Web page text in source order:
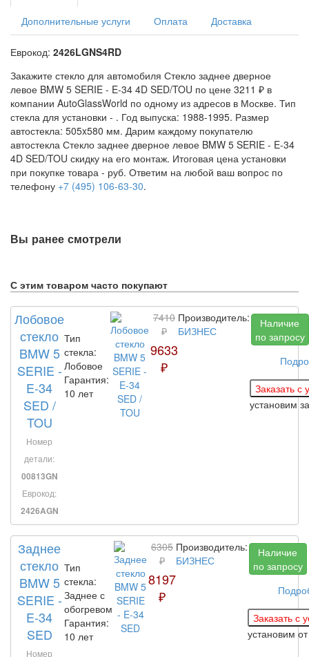
Дополнительные услуги Оплата Доставка
Еврокод: 2426LGNS4RD
Закажите стекло для автомобиля Стекло заднее дверное
левое BMW 5 SERIE - E-34 4D SED/TOU по цене 3211 ₽ в
компании AutoGlassWorld по одному из адресов в Москве. Тип
стекла для установки - . Год выпуска: 1988-1995. Размер
автостекла: 505x580 мм. Дарим каждому покупателю
автостекла Стекло заднее дверное левое BMW 5 SERIE - E-34
4D SED/TOU скидку на его монтаж. Итоговая цена установки
при покупке товара - руб. Ответим на любой ваш вопрос по
телефону +7 (495) 106-63-30.
Вы ранее смотрели
С этим товаром часто покупают
Лобовое
стекло
BMW 5
SERIE -
E-34
SED /
TOU
Номер
детали:
00813GN
Еврокод:
2426AGN
Тип
стекла:
Лобовое
Гарантия:
10 лет
7410
₽
9633
₽
Производитель:
БИЗНЕС
Наличие
по запросу
установим
Заднее
стекло
BMW 5
SERIE -
E-34
SED
Номер
Тип
стекла:
Заднее с
обогревом
Гарантия:
10 лет
6305
₽
8197
₽
Производитель:
БИЗНЕС
Наличие
по запросу
установим